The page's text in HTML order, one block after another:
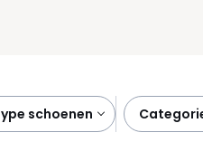
type schoenen